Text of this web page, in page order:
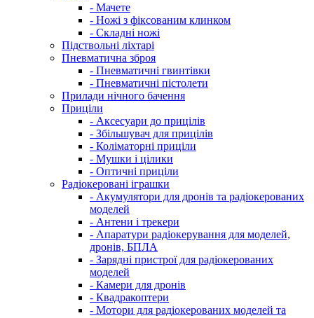
- Мачете
- Ножі з фіксованим клинком
- Складні ножі
Підствольні ліхтарі
Пневматична зброя
- Пневматичні гвинтівки
- Пневматичні пістолети
Прилади нічного бачення
Приціли
- Аксесуари до прицілів
- Збільшувач для прицілів
- Коліматорні приціли
- Мушки і цілики
- Оптичні приціли
Радіокеровані іграшки
- Акумулятори для дронів та радіокерованих
моделей
- Антени і трекери
- Апаратури радіокерування для моделей,
дронів, БПЛА
- Зарядні пристрої для радіокерованих
моделей
- Камери для дронів
- Квадракоптери
- Мотори для радіокерованих моделей та